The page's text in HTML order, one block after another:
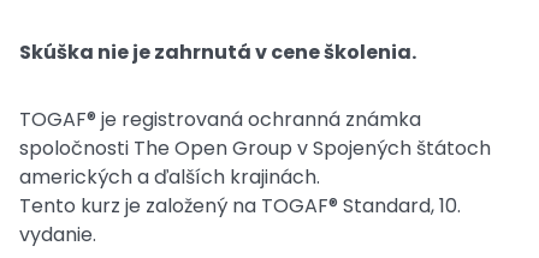
Skúška nie je zahrnutá v cene školenia.
TOGAF® je registrovaná ochranná známka
spoločnosti The Open Group v Spojených štátoch
amerických a ďalších krajinách.
Tento kurz je založený na TOGAF® Standard, 10.
vydanie.